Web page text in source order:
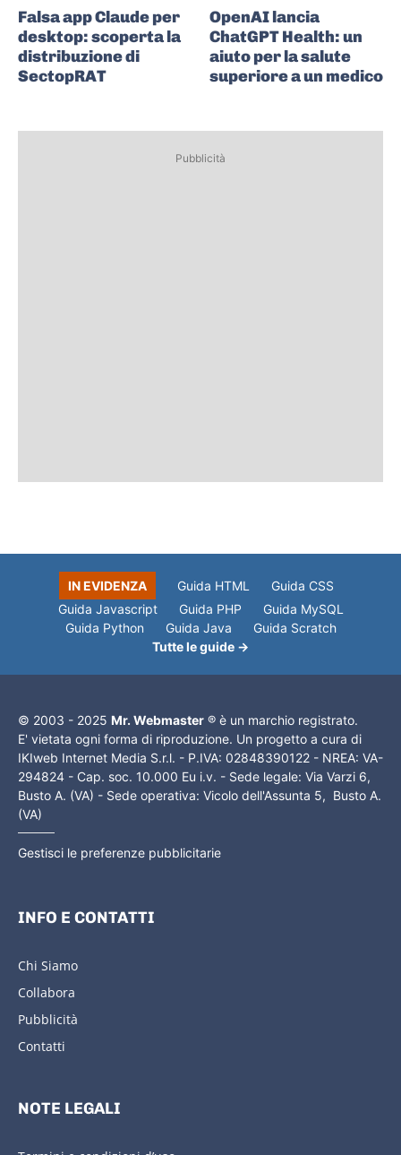
Falsa app Claude per
desktop: scoperta la
distribuzione di
SectopRAT
OpenAI lancia
ChatGPT Health: un
aiuto per la salute
superiore a un medico
Pubblicità
IN EVIDENZA Guida HTML
Guida CSS
Guida Javascript
Guida PHP
Guida MySQL
Guida Python
Guida Java
Guida Scratch
Tutte le guide →
© 2003 - 2025 Mr. Webmaster ® è un marchio registrato.
E' vietata ogni forma di riproduzione. Un progetto a cura di
IKIweb Internet Media S.r.l. - P.IVA: 02848390122 - NREA: VA-
294824 - Cap. soc. 10.000 Eu i.v. - Sede legale: Via Varzi 6,
Busto A. (VA) - Sede operativa: Vicolo dell'Assunta 5, Busto A.
(VA)
Gestisci le preferenze pubblicitarie
INFO E CONTATTI
Chi Siamo
Collabora
Pubblicità
Contatti
NOTE LEGALI